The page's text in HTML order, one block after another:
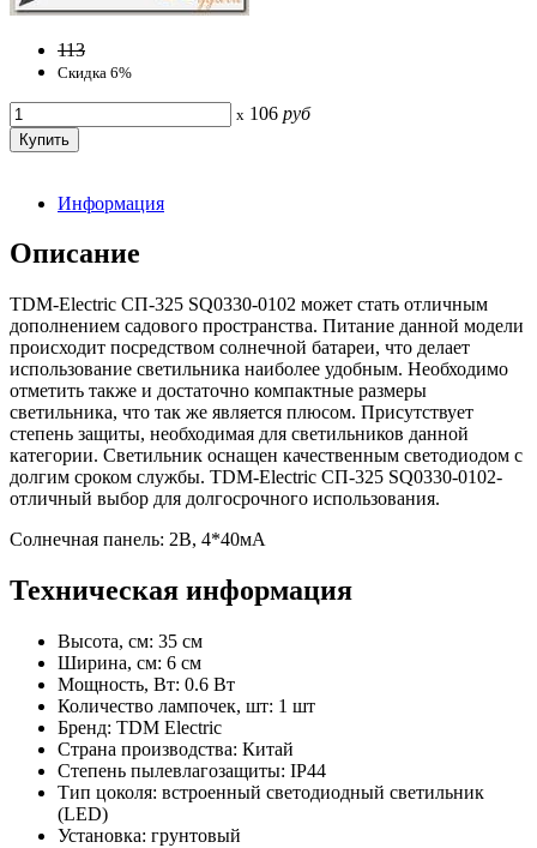
113
Скидка 6%
x 106 руб
Информация
Описание
TDM-Electric СП-325 SQ0330-0102 может стать отличным
дополнением садового пространства. Питание данной модели
происходит посредством солнечной батареи, что делает
использование светильника наиболее удобным. Необходимо
отметить также и достаточно компактные размеры
светильника, что так же является плюсом. Присутствует
степень защиты, необходимая для светильников данной
категории. Светильник оснащен качественным светодиодом с
долгим сроком службы. TDM-Electric СП-325 SQ0330-0102-
отличный выбор для долгосрочного использования.
Солнечная панель: 2В, 4*40мА
Техническая информация
Высота, см: 35 см
Ширина, см: 6 см
Мощность, Вт: 0.6 Вт
Количество лампочек, шт: 1 шт
Бренд: TDM Electric
Страна производства: Китай
Степень пылевлагозащиты: IP44
Тип цоколя: встроенный светодиодный светильник
(LED)
Установка: грунтовый